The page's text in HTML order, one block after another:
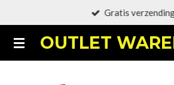
naar
de
OUTLET
Gratis